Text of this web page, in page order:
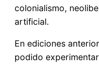
colonialismo,
artificial.
En ediciones
podido